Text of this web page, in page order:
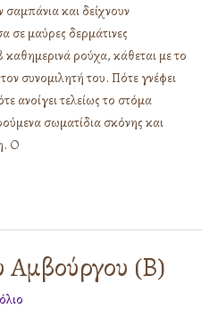
σαμπάνια και δείχνουν
σε μαύρες δερμάτινες
ρούχα, κάθεται με το
συνομιλητή του. Πότε γνέφει
ανοίγει τελείως το στόμα
σωματίδια σκόνης και
Ο
Αμβούργου (Β)